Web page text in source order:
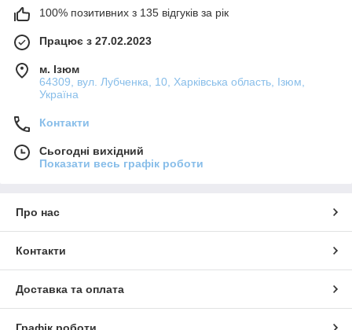
100% позитивних з 135 відгуків за рік
Працює з 27.02.2023
м. Ізюм
64309, вул. Лубченка, 10, Харківська область, Ізюм,
Україна
Контакти
Сьогодні вихідний
Показати весь графік роботи
Про нас
Контакти
Доставка та оплата